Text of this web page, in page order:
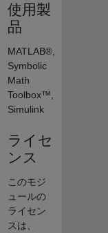
使用製
品
MATLAB®,
Symbolic
Math
Toolbox™,
Simulink
ライセ
ンス
このモジ
ュールの
ライセン
スは、